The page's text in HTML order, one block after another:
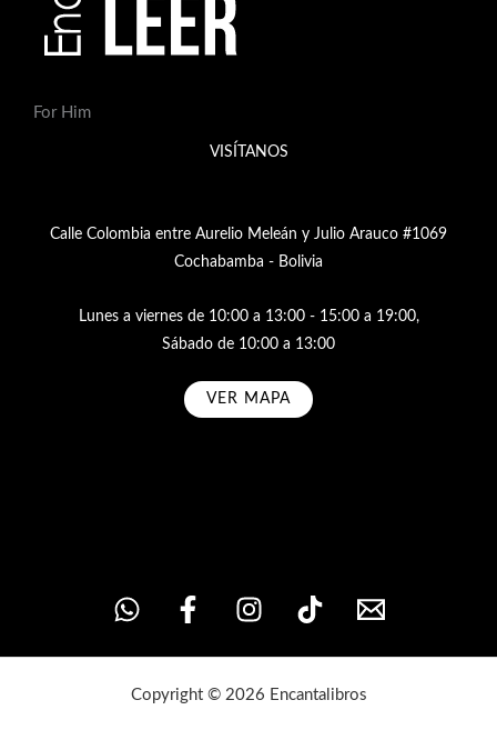
For Him
VISÍTANOS
Calle Colombia entre Aurelio Meleán y Julio Arauco #1069
Cochabamba - Bolivia
Lunes a viernes de 10:00 a 13:00 - 15:00 a 19:00,
Sábado de 10:00 a 13:00
VER MAPA
Copyright © 2026 Encantalibros